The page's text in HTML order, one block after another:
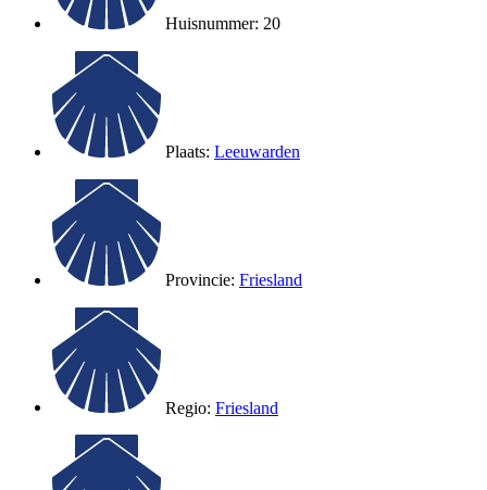
Huisnummer: 20
Plaats: Leeuwarden
Provincie: Friesland
Regio: Friesland